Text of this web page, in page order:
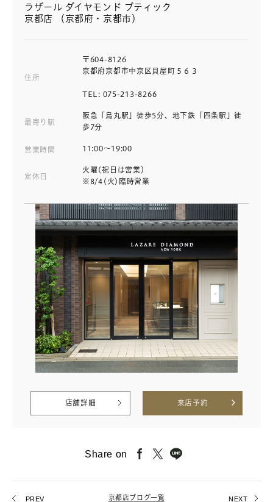
ラザール ダイヤモンド ブティック
京都店 （京都府・京都市）
住所
〒604-8126
京都府京都市中京区貝屋町５６３
TEL: 075-213-8266
最寄り駅
阪急「烏丸駅」徒歩5分、地下鉄「四条駅」徒
歩7分
営業時間 11:00～19:00
定休日
火曜(祝日は営業）
※8/4(火)臨時営業
店舗詳細 来店予約
Share on
PREV 京都店ブログ一覧 NEXT